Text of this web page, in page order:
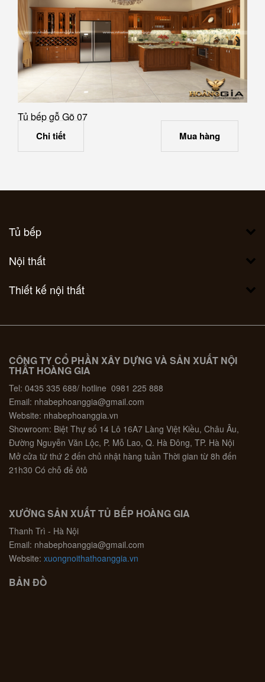
Tủ bếp gỗ Gõ 07
Chi tiết Mua hàng
Tủ bếp
Nội thất
Thiết kế nội thất
CÔNG TY CỔ PHẦN XÂY DỰNG VÀ SẢN XUẤT NỘI
THẤT HOÀNG GIA
Tel: 0435 335 688/ hotline 0981 225 888
Email: nhabephoanggia@gmail.com
Website: nhabephoanggia.vn
Showroom: Biệt Thự số 14 Lô 16A7 Làng Việt Kiều, Châu Âu,
Đường Nguyễn Văn Lộc, P. Mỗ Lao, Q. Hà Đông, TP. Hà Nội
Mở cửa từ thứ 2 đến chủ nhật hàng tuần Thời gian từ 8h đến
21h30 Có chỗ để ôtô
XƯỞNG SẢN XUẤT TỦ BẾP HOÀNG GIA
Thanh Trì - Hà Nội
Email: nhabephoanggia@gmail.com
Website: xuongnoithathoanggia.vn
BẢN ĐỒ